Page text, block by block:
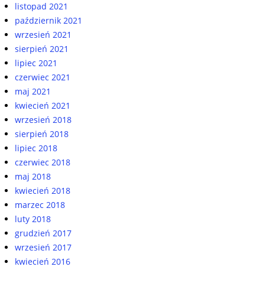
listopad 2021
październik 2021
wrzesień 2021
sierpień 2021
lipiec 2021
czerwiec 2021
maj 2021
kwiecień 2021
wrzesień 2018
sierpień 2018
lipiec 2018
czerwiec 2018
maj 2018
kwiecień 2018
marzec 2018
luty 2018
grudzień 2017
wrzesień 2017
kwiecień 2016